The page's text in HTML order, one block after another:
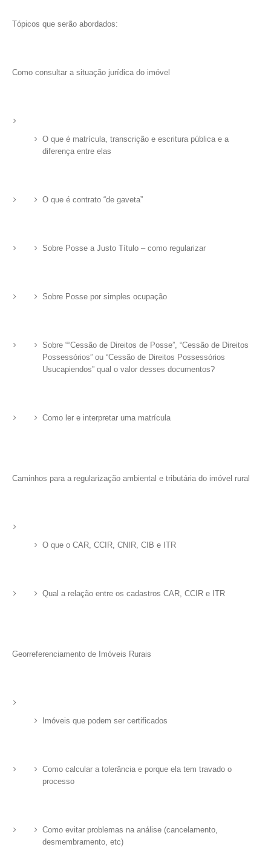
Tópicos que serão abordados:
Como consultar a situação jurídica do imóvel
O que é matrícula, transcrição e escritura pública e a
diferença entre elas
O que é contrato “de gaveta”
Sobre Posse a Justo Título – como regularizar
Sobre Posse por simples ocupação
Sobre ““Cessão de Direitos de Posse”, “Cessão de Direitos
Possessórios” ou “Cessão de Direitos Possessórios
Usucapiendos” qual o valor desses documentos?
Como ler e interpretar uma matrícula
Caminhos para a regularização ambiental e tributária do imóvel rural
O que o CAR, CCIR, CNIR, CIB e ITR
Qual a relação entre os cadastros CAR, CCIR e ITR
Georreferenciamento de Imóveis Rurais
Imóveis que podem ser certificados
Como calcular a tolerância e porque ela tem travado o
processo
Como evitar problemas na análise (cancelamento,
desmembramento, etc)